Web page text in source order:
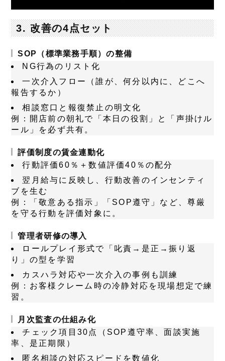
3. 改善の4点セット
SOP（標準業務手順）の整備
NG行為のリスト化
一次介入フロー（誰が、何分以内に、どこへ
報告するか）
相談窓口と報復禁止の明文化
例
：開店前の朝礼で「本日の役割」と「声掛けル
ール」を必ず共有。
評価制度の賃金連動化
行動評価60％＋数値評価40％の配分
翌月給与に反映し、行動改善のインセンティ
ブを生む
例
：「敬意ある指示」「SOP遵守」など、尊厳
を守る行動を評価対象に。
管理者研修の導入
ロールプレイ形式で「叱責→是正→振り返
り」の型を学習
カスハラ対応や一次介入の事例も訓練
例
：お客様クレーム時の冷静対応を現場想定で練
習。
月次監査の仕組み化
チェック項目30点（SOP遵守率、面談実施
率、是正期限）
匿名相談の対応スピードを数値化